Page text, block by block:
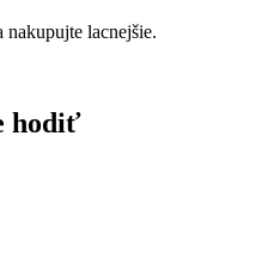
nakupujte lacnejšie.
hodiť